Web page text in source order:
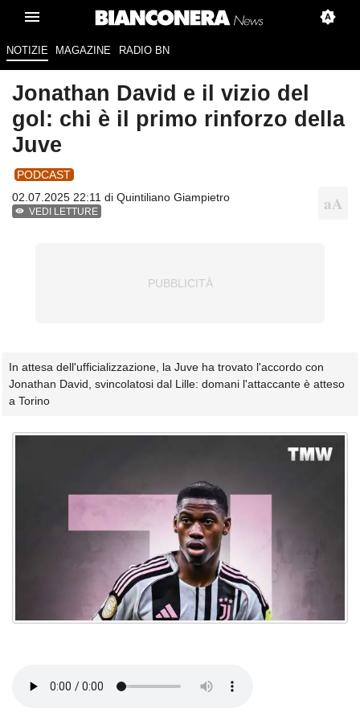
NOTIZIE MAGAZINE RADIO BN
Jonathan David e il vizio del
gol: chi è il primo rinforzo della
Juve
PODCAST
02.07.2025 22:11 di Quintiliano Giampietro
VEDI LETTURE
In attesa dell'ufficializzazione, la Juve ha trovato l'accordo con
Jonathan David, svincolatosi dal Lille: domani l'attaccante è atteso
a Torino